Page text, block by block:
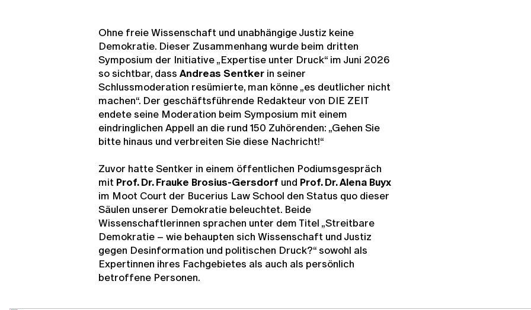
Ohne freie Wissenschaft und unabhängige Justiz keine
Demokratie. Dieser Zusammenhang wurde beim dritten
Symposium der Initiative „Expertise unter Druck“ im Juni 2026
so sichtbar, dass Andreas Sentker in seiner
Schlussmoderation resümierte, man könne „es deutlicher nicht
machen“. Der geschäftsführende Redakteur von DIE ZEIT
endete seine Moderation beim Symposium mit einem
eindringlichen Appell an die rund 150 Zuhörenden: „Gehen Sie
bitte hinaus und verbreiten Sie diese Nachricht!“
Zuvor hatte Sentker in einem öffentlichen Podiumsgespräch
mit Prof. Dr. Frauke Brosius-Gersdorf und Prof. Dr. Alena Buyx
im Moot Court der Bucerius Law School den Status quo dieser
Säulen unserer Demokratie beleuchtet. Beide
Wissenschaftlerinnen sprachen unter dem Titel „Streitbare
Demokratie – wie behaupten sich Wissenschaft und Justiz
gegen Desinformation und politischen Druck?“ sowohl als
Expertinnen ihres Fachgebietes als auch als persönlich
betroffene Personen.